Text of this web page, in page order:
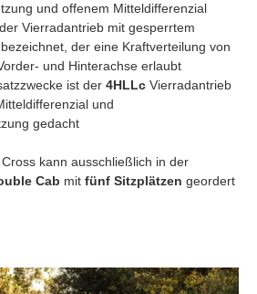
und offenem Mitteldifferenzial
Vierradantrieb mit gesperrtem
der eine Kraftverteilung von
und Hinterachse erlaubt
ist der 4HLLc Vierradantrieb
und
gedacht
kann ausschließlich in der
Cab mit fünf Sitzplätzen geordert